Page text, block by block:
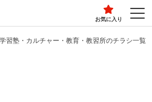
お気に入り
学習塾・カルチャー・教育・教習所のチラシ一覧